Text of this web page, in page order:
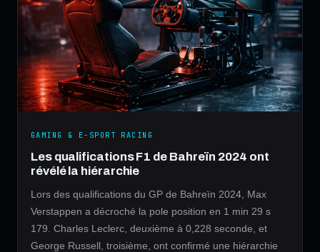
GAMING & E-SPORT RACING
Les qualifications F1 de Bahreïn 2024 ont
révélé la hiérarchie
Lors des qualifications du GP de Bahreïn 2024, Max
Verstappen a décroché la pole position en 1 min 29 s
179. Charles Leclerc, deuxième à 0,228 seconde, et
George Russell, troisième, ont confirmé une hiérarchie